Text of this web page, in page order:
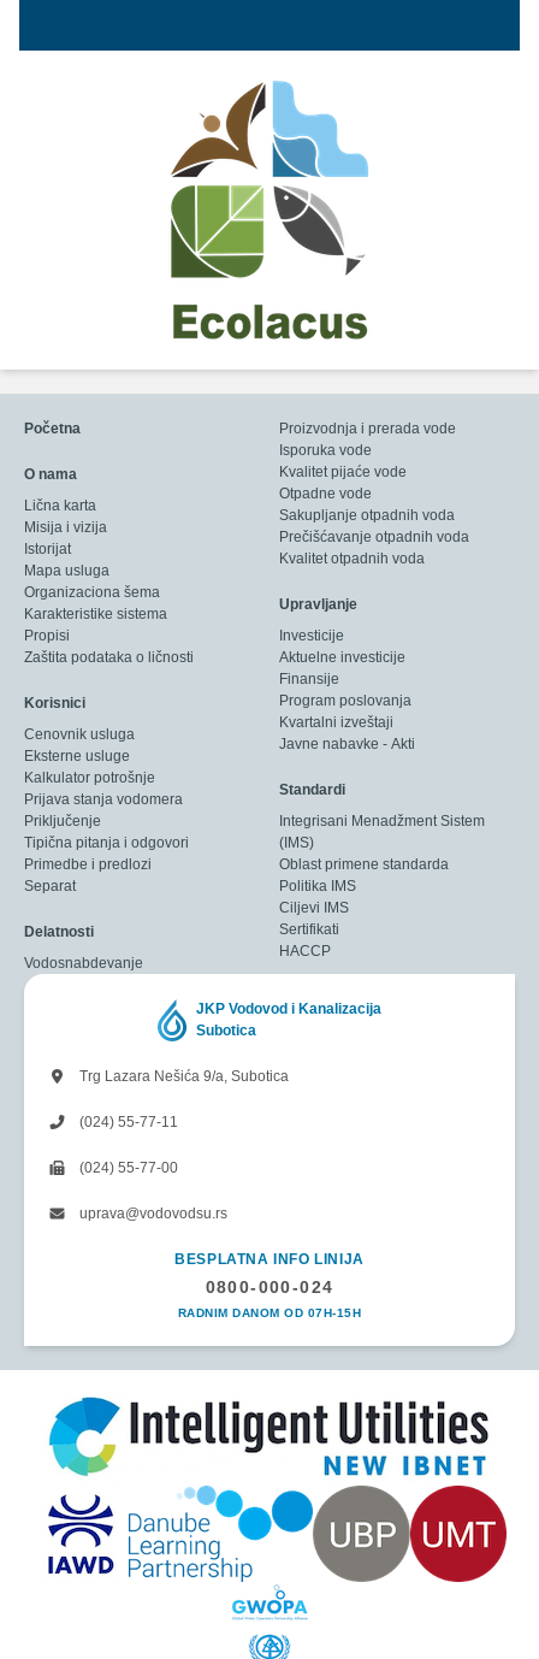
Početna
O nama
Lična karta
Misija i vizija
Istorijat
Mapa usluga
Organizaciona šema
Karakteristike sistema
Propisi
Zaštita podataka o ličnosti
Korisnici
Cenovnik usluga
Eksterne usluge
Kalkulator potrošnje
Prijava stanja vodomera
Priključenje
Tipična pitanja i odgovori
Primedbe i predlozi
Separat
Delatnosti
Vodosnabdevanje
Proizvodnja i prerada vode
Isporuka vode
Kvalitet pijaće vode
Otpadne vode
Sakupljanje otpadnih voda
Prečišćavanje otpadnih voda
Kvalitet otpadnih voda
Upravljanje
Investicije
Aktuelne investicije
Finansije
Program poslovanja
Kvartalni izveštaji
Javne nabavke - Akti
Standardi
Integrisani Menadžment Sistem
(IMS)
Oblast primene standarda
Politika IMS
Ciljevi IMS
Sertifikati
HACCP
JKP Vodovod i Kanalizacija
Subotica
Trg Lazara Nešića 9/a, Subotica
(024) 55-77-11
(024) 55-77-00
uprava@vodovodsu.rs
BESPLATNA INFO LINIJA
0800-000-024
RADNIM DANOM OD 07H-15H